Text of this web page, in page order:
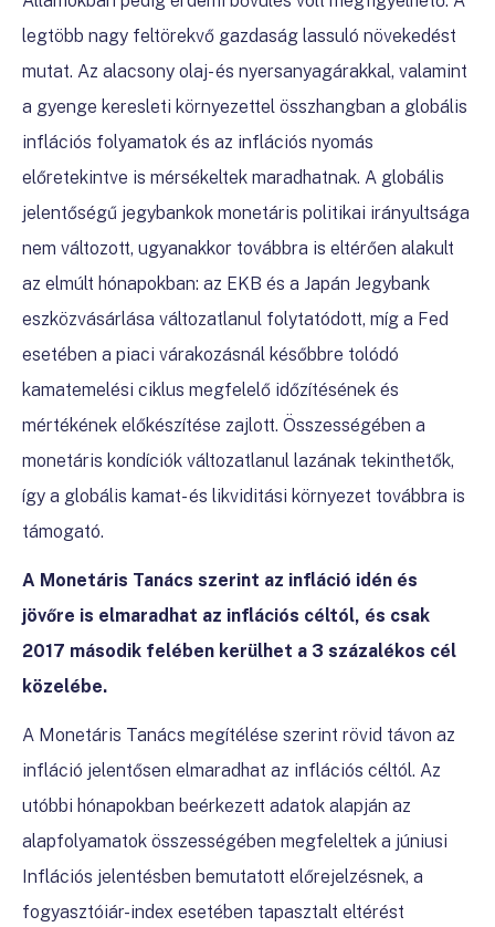
legtöbb nagy feltörekvő gazdaság lassuló növekedést
mutat. Az alacsony olaj- és nyersanyagárakkal, valamint
a gyenge keresleti környezettel összhangban a globális
inflációs folyamatok és az inflációs nyomás
előretekintve is mérsékeltek maradhatnak. A globális
jelentőségű jegybankok monetáris politikai irányultsága
nem változott, ugyanakkor továbbra is eltérően alakult
az elmúlt hónapokban: az EKB és a Japán Jegybank
eszközvásárlása változatlanul folytatódott, míg a Fed
esetében a piaci várakozásnál későbbre tolódó
kamatemelési ciklus megfelelő időzítésének és
mértékének előkészítése zajlott. Összességében a
monetáris kondíciók változatlanul lazának tekinthetők,
így a globális kamat- és likviditási környezet továbbra is
támogató.
A Monetáris Tanács szerint az infláció idén és
jövőre is elmaradhat az inflációs céltól, és csak
2017 második felében kerülhet a 3 százalékos cél
közelébe.
A Monetáris Tanács megítélése szerint rövid távon az
infláció jelentősen elmaradhat az inflációs céltól. Az
utóbbi hónapokban beérkezett adatok alapján az
alapfolyamatok összességében megfeleltek a júniusi
Inflációs jelentésben bemutatott előrejelzésnek, a
fogyasztóiár-index esetében tapasztalt eltérést